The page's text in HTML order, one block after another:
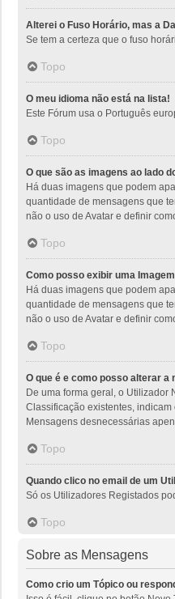
Alterei o Fuso Horário, mas a
Se tem a certeza que o fuso
Topo
O meu idioma não está na lista!
Este Fórum usa o Português
Topo
O que são as imagens ao lado
Há duas imagens que podem
quantidade de mensagens que
não o uso de Avatar e definir
Topo
Como posso exibir uma
Há duas imagens que podem
quantidade de mensagens que
não o uso de Avatar e definir
Topo
O que é e como posso alterar a
De uma forma geral, o Utilizador
Classificação existentes,
Mensagens desnecessárias
Topo
Quando clico no email de um
Só os Utilizadores Registados
Topo
Sobre as Mensagens
Como crio um Tópico ou